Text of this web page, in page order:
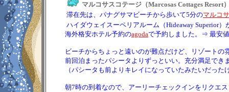
マルコサスコテージ（Marcosas Cottages Resort
滞在先は、パナグサマビーチから歩いて5分のマルコ
ハイダウェイスーペリアルーム（Hideaway Superior）
海外格安ホテル予約のagodaで予約しました。⇒ 最安
ビーチからちょっと遠いのが難点だけど、リゾートの
前回泊まったパシータよりずっといい。充分満足でき
（パシータも前よりキレイになっていたみたいだった
朝7時の到着なので、アーリーチェックインをリクエ